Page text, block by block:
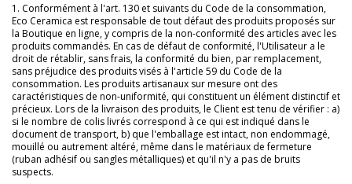
1. Conformément à l'art. 130 et suivants du Code de la consommation,
Eco Ceramica est responsable de tout défaut des produits proposés sur
la Boutique en ligne, y compris de la non-conformité des articles avec les
produits commandés. En cas de défaut de conformité, l'Utilisateur a le
droit de rétablir, sans frais, la conformité du bien, par remplacement,
sans préjudice des produits visés à l'article 59 du Code de la
consommation. Les produits artisanaux sur mesure ont des
caractéristiques de non-uniformité, qui constituent un élément distinctif et
précieux. Lors de la livraison des produits, le Client est tenu de vérifier : a)
si le nombre de colis livrés correspond à ce qui est indiqué dans le
document de transport, b) que l'emballage est intact, non endommagé,
mouillé ou autrement altéré, même dans le matériaux de fermeture
(ruban adhésif ou sangles métalliques) et qu'il n'y a pas de bruits
suspects.